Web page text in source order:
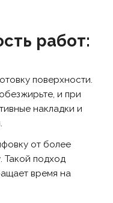
работ:
поверхности.
и при
накладки и
от более
Такой подход
время на